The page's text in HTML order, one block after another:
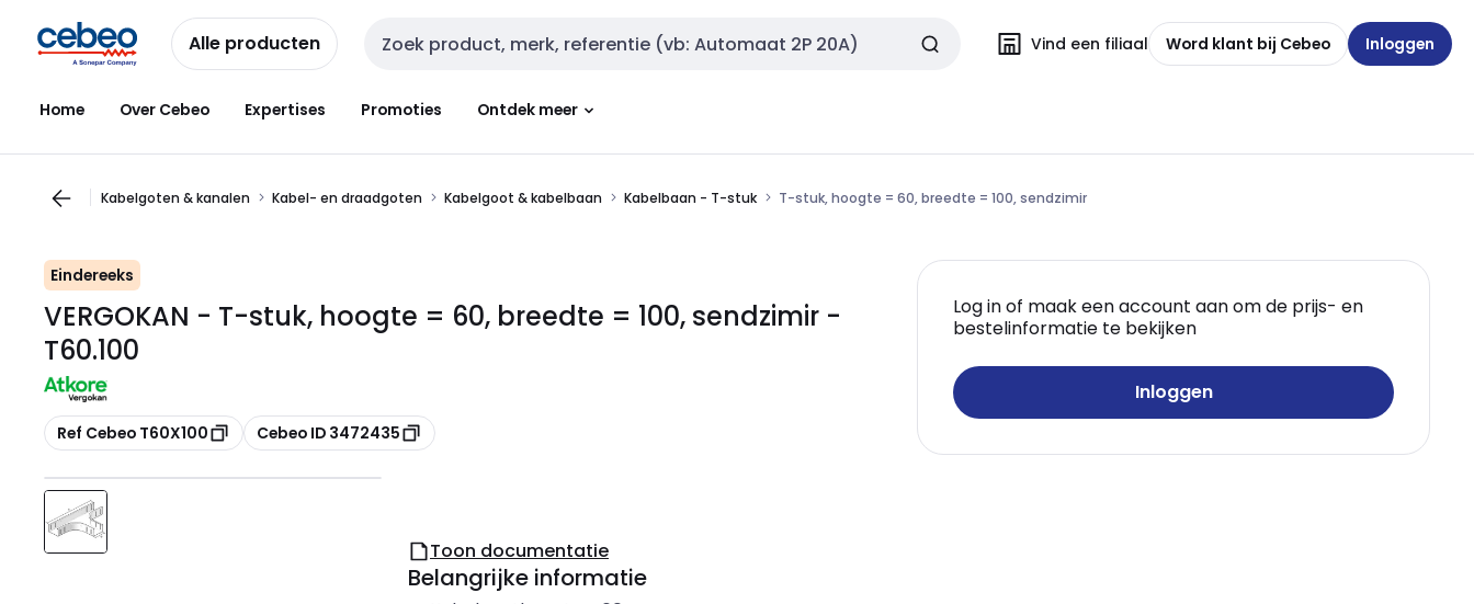
naar
navigatie
naar
inhoud
Alle producten Zoekveld invoer Vind een filiaal Word klant bij Cebeo Inloggen
Home Over Cebeo Expertises Promoties Ontdek meer
Kabelgoten & kanalen Kabel- en draadgoten Kabelgoot & kabelbaan Kabelbaan - T-stuk T-stuk, hoogte = 60, breedte = 100, sendzimir
Eindereeks
VERGOKAN - T-stuk, hoogte = 60, breedte = 100, sendzimir -
T60.100
Kopiëren
Ref Cebeo T60X100 Kopiëren
Cebeo ID 3472435
Log in of maak een account aan om de prijs- en
bestelinformatie te bekijken
Inloggen
Toon documentatie
Belangrijke informatie